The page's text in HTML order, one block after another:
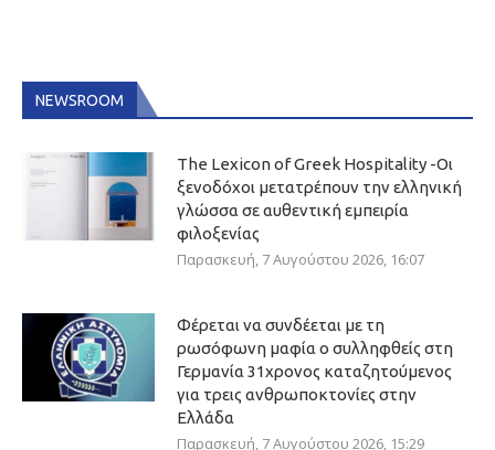
NEWSROOM
The Lexicon of Greek Hospitality -Οι
ξενοδόχοι μετατρέπουν την ελληνική
γλώσσα σε αυθεντική εμπειρία
φιλοξενίας
Παρασκευή, 7 Αυγούστου 2026, 16:07
Φέρεται να συνδέεται με τη
ρωσόφωνη μαφία ο συλληφθείς στη
Γερμανία 31χρονος καταζητούμενος
για τρεις ανθρωποκτονίες στην
Ελλάδα
Παρασκευή, 7 Αυγούστου 2026, 15:29